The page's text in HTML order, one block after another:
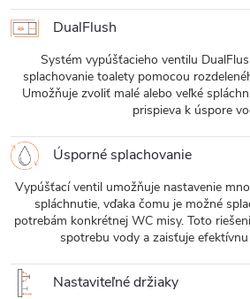
DualFlush
Systém vypúšťacieho ventilu
splachovanie toalety pomocou
Umožňuje zvoliť malé alebo veľké
prispieva k úspore
Úsporné splachovanie
Vypúšťací ventil umožňuje nastavenie
spláchnutie, vďaka čomu je možné
potrebám konkrétnej WC misy. Toto
spotrebu vody a zaisťuje
Nastaviteľné držiaky